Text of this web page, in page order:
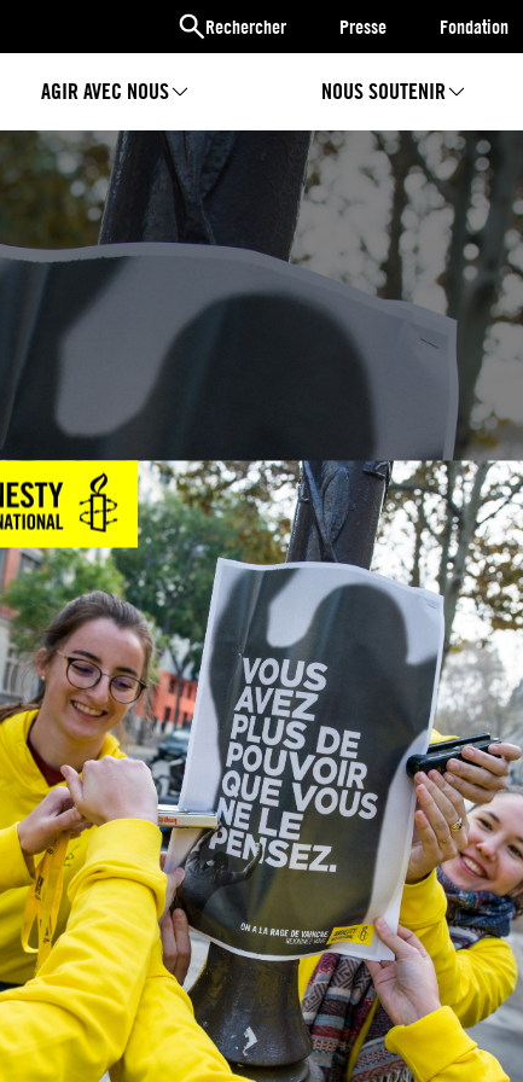
Rechercher Presse Fondation
AGIR AVEC NOUS NOUS SOUTENIR